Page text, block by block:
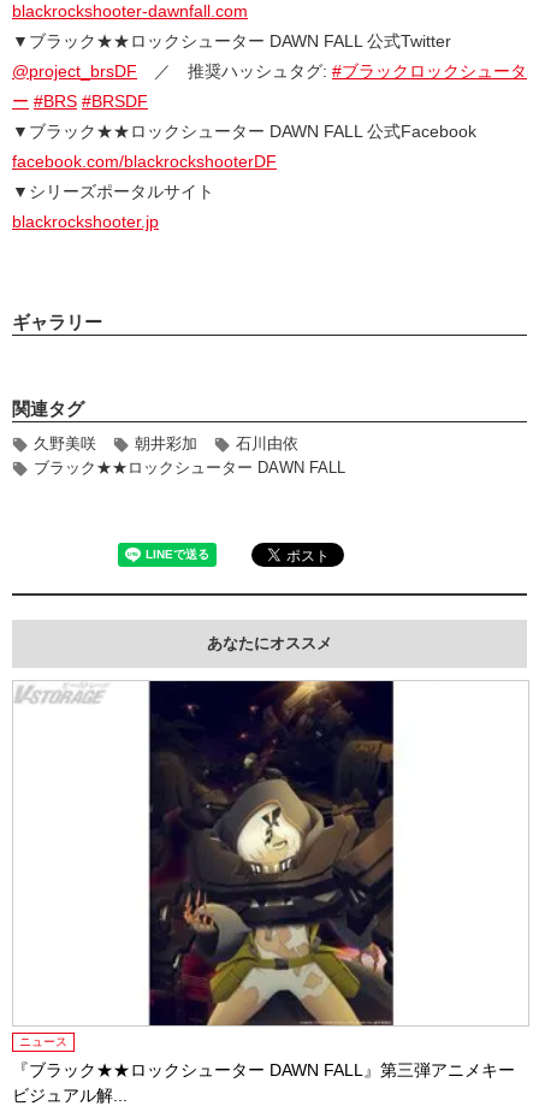
blackrockshooter-dawnfall.com
▼ブラック★★ロックシューター DAWN FALL 公式Twitter
@project_brsDF ／ 推奨ハッシュタグ: #ブラックロックシュータ
ー #BRS #BRSDF
▼ブラック★★ロックシューター DAWN FALL 公式Facebook
facebook.com/blackrockshooterDF
▼シリーズポータルサイト
blackrockshooter.jp
ギャラリー
関連タグ
久野美咲 朝井彩加
石川由依
ブラック★★ロックシューター DAWN FALL
あなたにオススメ
ニュース
『ブラック★★ロックシューター DAWN FALL』第三弾アニメキー
ビジュアル解...